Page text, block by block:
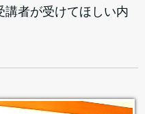
講者が受けてほしい内